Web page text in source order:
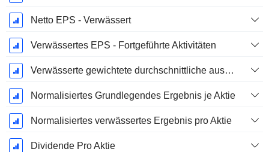
Netto EPS - Verwässert
Verwässertes EPS - Fortgeführte Aktivitäten
Verwässerte gewichtete durchschnittliche ausstehende Aktien
Normalisiertes Grundlegendes Ergebnis je Aktie
Normalisiertes verwässertes Ergebnis pro Aktie
Dividende Pro Aktie